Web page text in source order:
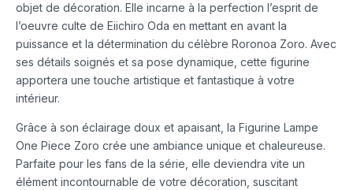
objet de décoration. Elle incarne à la perfection l’esprit de
l’oeuvre culte de Eiichiro Oda en mettant en avant la
puissance et la détermination du célèbre Roronoa Zoro. Avec
ses détails soignés et sa pose dynamique, cette figurine
apportera une touche artistique et fantastique à votre
intérieur.
Grâce à son éclairage doux et apaisant, la Figurine Lampe
One Piece Zoro crée une ambiance unique et chaleureuse.
Parfaite pour les fans de la série, elle deviendra vite un
élément incontournable de votre décoration, suscitant